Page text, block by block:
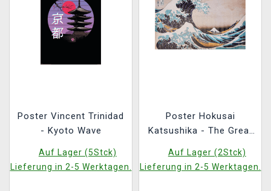
Poster Vincent Trinidad
- Kyoto Wave
Auf Lager (5Stck)
Lieferung in 2-5 Werktagen.
Poster Hokusai
Katsushika - The Great
Auf Lager (2Stck)
Lieferung in 2-5 Werktagen.